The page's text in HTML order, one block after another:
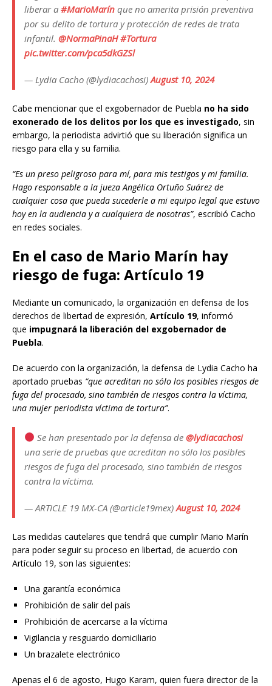
liberar a #MarioMarín que no amerita prisión preventiva
por su delito de tortura y protección de redes de trata
infantil. @NormaPinaH #Tortura
pic.twitter.com/pca5dkGZSl
— Lydia Cacho (@lydiacachosi)August 10, 2024
Cabe mencionar que el exgobernador de Puebla no ha sido
exonerado de los delitos por los que es investigado, sin
embargo, la periodista advirtió que su liberación significa un
riesgo para ella y su familia.
“Es un preso peligroso para mí, para mis testigos y mi familia.
Hago responsable a la jueza Angélica Ortuño Suárez de
cualquier cosa que pueda sucederle a mi equipo legal que estuvo
hoy en la audiencia y a cualquiera de nosotras”, escribió Cacho
en redes sociales.
En el caso de Mario Marín hay
riesgo de fuga: Artículo 19
Mediante un comunicado, la organización en defensa de los
derechos de libertad de expresión, Artículo 19, informó
que impugnará la liberación del exgobernador de
Puebla.
De acuerdo con la organización, la defensa de Lydia Cacho ha
aportado pruebas “que acreditan no sólo los posibles riesgos de
fuga del procesado, sino también de riesgos contra la víctima,
una mujer periodista víctima de tortura”.
Se han presentado por la defensa de@lydiacachosi
una serie de pruebas que acreditan no sólo los posibles
riesgos de fuga del procesado, sino también de riesgos
contra la víctima.
— ARTICLE 19 MX-CA (@article19mex)August 10, 2024
Las medidas cautelares que tendrá que cumplir Mario Marín
para poder seguir su proceso en libertad, de acuerdo con
Artículo 19, son las siguientes:
Una garantía económica
Prohibición de salir del país
Prohibición de acercarse a la víctima
Vigilancia y resguardo domiciliario
Un brazalete electrónico
Apenas el 6 de agosto, Hugo Karam, quien fuera director de la